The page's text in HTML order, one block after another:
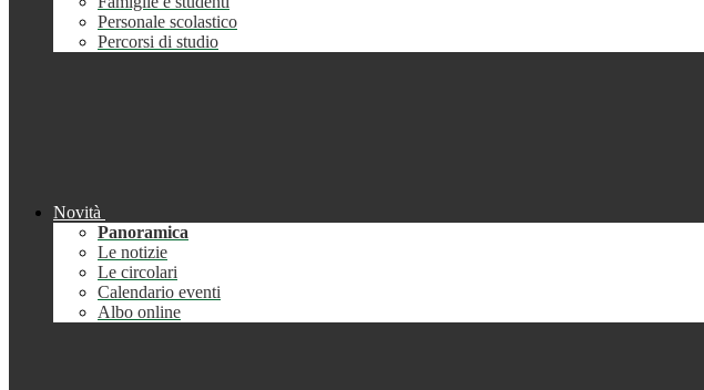
Personale scolastico
Percorsi di studio
Novità
Panoramica
Le notizie
Le circolari
Calendario eventi
Albo online